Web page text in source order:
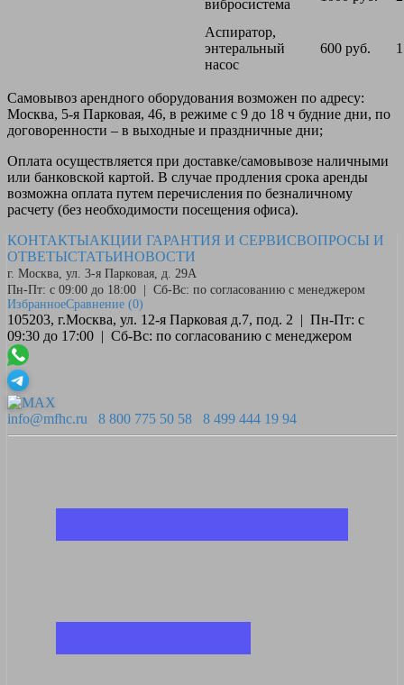
вибросистема
Аспиратор,
энтеральный
насос
600 руб.
Самовывоз арендного оборудования возможен по адресу:
Москва, 5-я Парковая, 46, в режиме с 9 до 18 ч будние дни, по
договоренности – в выходные и праздничные дни;
Оплата осуществляется при доставке/самовывозе наличными
или банковской картой. В случае продления срока аренды
возможна оплата путем перечисления по безналичному
расчету (без необходимости посещения офиса).
КОНТАКТЫАКЦИИ ГАРАНТИЯ И СЕРВИСВОПРОСЫ И
ОТВЕТЫСТАТЬИНОВОСТИ
г. Москва, ул. 3-я Парковая, д. 29А
Пн-Пт: с 09:00 до 18:00 | Сб-Вс: по согласованию с менеджером
ИзбранноеСравнение (0)
105203, г.Москва, ул. 12-я Парковая д.7, под. 2 | Пн-Пт: с
09:30 до 17:00 | Сб-Вс: по согласованию с менеджером
info@mfhc.ru 8 800 775 50 58 8 499 444 19 94